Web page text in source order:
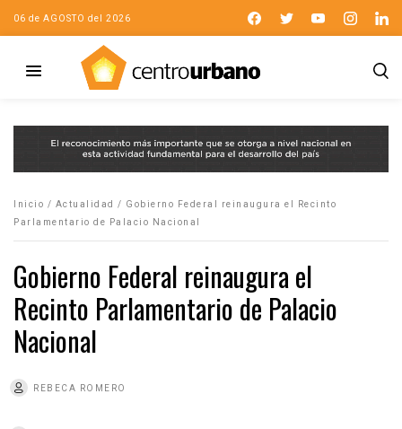
06 de AGOSTO del 2026
Inicio / Actualidad / Gobierno Federal reinaugura el Recinto
Parlamentario de Palacio Nacional
Gobierno Federal reinaugura el
Recinto Parlamentario de Palacio
Nacional
REBECA ROMERO